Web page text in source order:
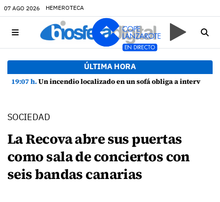
07 AGO 2026 HEMEROTECA
ÚLTIMA HORA
19:07 h.Un incendio localizado en un sofá obliga a intervenir en una vivienda de Playa Honda
SOCIEDAD
La Recova abre sus puertas
como sala de conciertos con
seis bandas canarias